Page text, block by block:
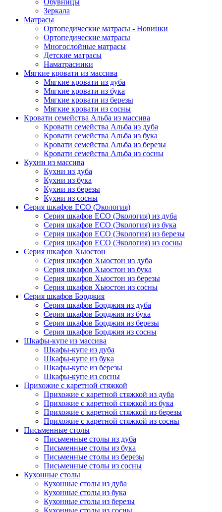
Обувницы
Зеркала
Матрасы
Ортопедические матрасы - Новинки
Ортопедические матрасы
Многослойные матрасы
Детские матрасы
Наматрасники
Мягкие кровати из массива
Мягкие кровати из дуба
Мягкие кровати из бука
Мягкие кровати из березы
Мягкие кровати из сосны
Кровати семейства Альба из массива
Кровати семейства Альба из дуба
Кровати семейства Альба из бука
Кровати семейства Альба из березы
Кровати семейства Альба из сосны
Кухни из массива
Кухни из дуба
Кухни из бука
Кухни из березы
Кухни из сосны
Серия шкафов ECO (Экология)
Серия шкафов ECO (Экология) из дуба
Серия шкафов ECO (Экология) из бука
Серия шкафов ECO (Экология) из березы
Серия шкафов ECO (Экология) из сосны
Серия шкафов Хьюстон
Серия шкафов Хьюстон из дуба
Серия шкафов Хьюстон из бука
Серия шкафов Хьюстон из березы
Серия шкафов Хьюстон из сосны
Серия шкафов Борджия
Серия шкафов Борджия из дуба
Серия шкафов Борджия из бука
Серия шкафов Борджия из березы
Серия шкафов Борджия из сосны
Шкафы-купе из массива
Шкафы-купе из дуба
Шкафы-купе из бука
Шкафы-купе из березы
Шкафы-купе из сосны
Прихожие с каретной стяжкой
Прихожие с каретной стяжкой из дуба
Прихожие с каретной стяжкой из бука
Прихожие с каретной стяжкой из березы
Прихожие с каретной стяжкой из сосны
Письменные столы
Письменные столы из дуба
Письменные столы из бука
Письменные столы из березы
Письменные столы из сосны
Кухонные столы
Кухонные столы из дуба
Кухонные столы из бука
Кухонные столы из березы
Кухонные столы из сосны